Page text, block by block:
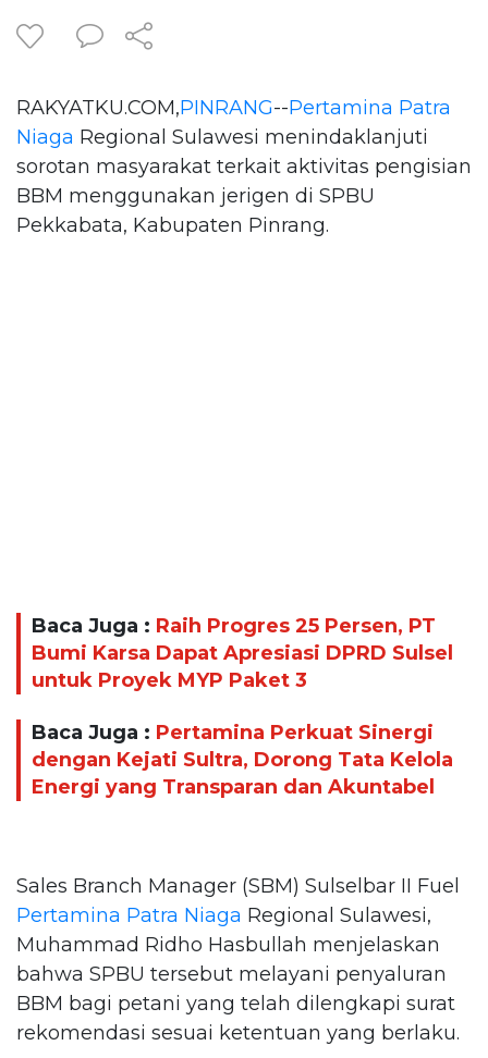
RAKYATKU.COM,PINRANG--Pertamina Patra
Niaga Regional Sulawesi menindaklanjuti
sorotan masyarakat terkait aktivitas pengisian
BBM menggunakan jerigen di SPBU
Pekkabata, Kabupaten Pinrang.
Baca Juga : Raih Progres 25 Persen, PT
Bumi Karsa Dapat Apresiasi DPRD Sulsel
untuk Proyek MYP Paket 3
Baca Juga : Pertamina Perkuat Sinergi
dengan Kejati Sultra, Dorong Tata Kelola
Energi yang Transparan dan Akuntabel
Sales Branch Manager (SBM) Sulselbar II Fuel
Pertamina Patra Niaga Regional Sulawesi,
Muhammad Ridho Hasbullah menjelaskan
bahwa SPBU tersebut melayani penyaluran
BBM bagi petani yang telah dilengkapi surat
rekomendasi sesuai ketentuan yang berlaku.